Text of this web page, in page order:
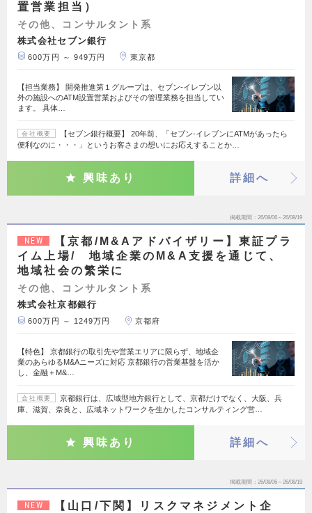
置営業担当）
その他、コンサルタント系
株式会社セブン銀行
600万円 ～ 949万円 東京都
【担当業務】 開発推進第１グループは、セブン‐イレブン以
外の施設へのATM設置営業およびその管理業務を担当してい
ます。 具体…
会社概要
【セブン銀行概要】 20年前、「セブン-イレブンにATMがあったら
便利なのに・・・」というお客さまの想いにお応えすることか…
興味あり 詳細へ
掲載期間 26/08/06～26/08/19
NEW
【京都/M&Aアドバイザリー】東証プラ
イム上場/ 地域企業のM&A支援を通じて、
地域社会の繁栄に
その他、コンサルタント系
株式会社京都銀行
600万円 ～ 1249万円 京都府
【特色】 京都銀行の取引先や営業エリアに限らず、地域企
業のあらゆるM&Aニーズに対応 京都銀行の営業基盤を活か
し、金融＋M&…
会社概要
京都銀行は、広域型地方銀行として、京都だけでなく、大阪、兵
庫、滋賀、奈良と、広域ネットワークを生かしたコンサルティング営…
興味あり 詳細へ
掲載期間 26/08/06～26/08/19
NEW 【山口/下関】リスクマネジメント企